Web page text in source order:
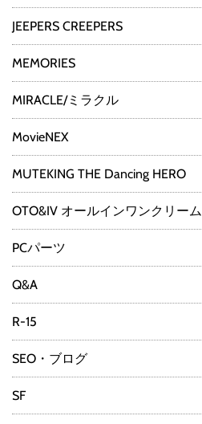
JEEPERS CREEPERS
MEMORIES
MIRACLE/ミラクル
MovieNEX
MUTEKING THE Dancing HERO
OTO&IV オールインワンクリーム
PCパーツ
Q&A
R-15
SEO・ブログ
SF